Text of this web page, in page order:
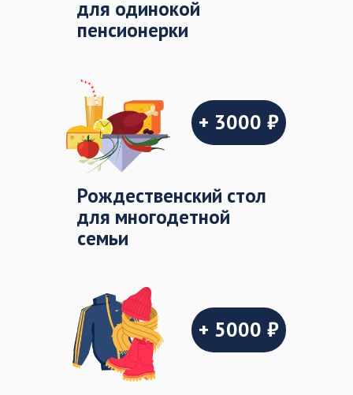
для одинокой
пенсионерки
Рождественский стол
для многодетной
семьи
+ 3000 ₽
+ 5000 ₽